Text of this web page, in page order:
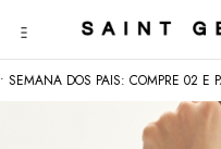
DOS PAIS: COMPRE 02 E